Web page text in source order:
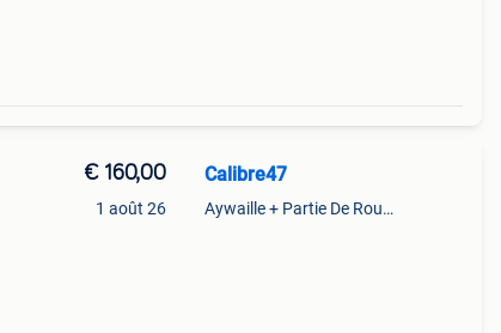
€ 160,00
1 août 26
Calibre47
Aywaille + Partie De Rouvreux